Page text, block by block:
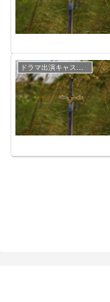
ドラマ出演キャスト＆あらすじ情報